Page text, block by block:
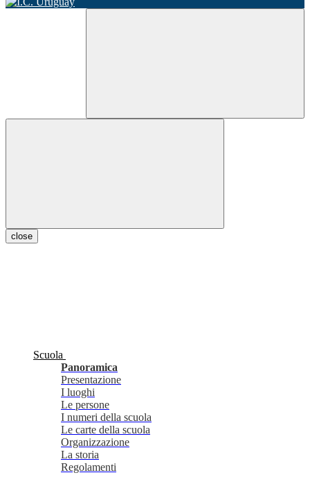
close
Scuola
Panoramica
Presentazione
I luoghi
Le persone
I numeri della scuola
Le carte della scuola
Organizzazione
La storia
Regolamenti